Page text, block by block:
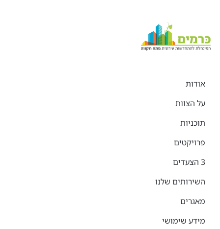
אודות
על הצוות
תוכניות
פרויקטים
3 הצעדים
השירותים שלנו
מאגרים
מידע שימושי